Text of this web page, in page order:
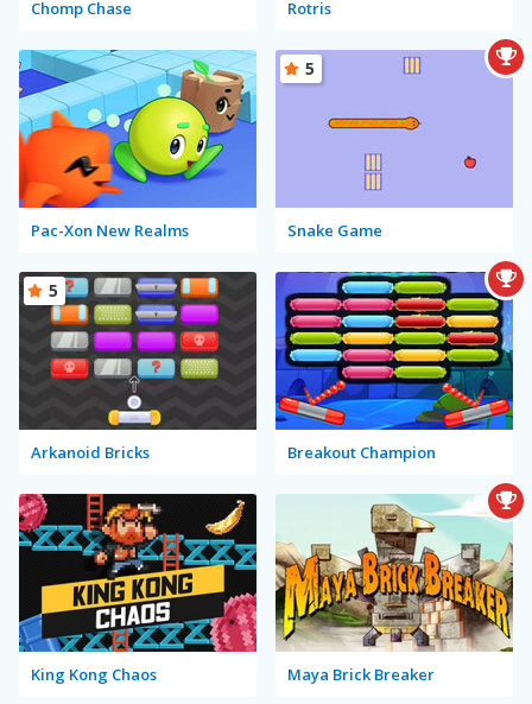
Chomp Chase Rotris
Pac-Xon New Realms Snake Game
5
Arkanoid Bricks
5
Breakout Champion
King Kong Chaos Maya Brick Breaker